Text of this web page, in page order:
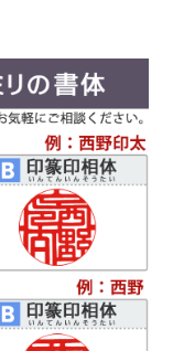
が、独自の作風で文
デザインが特徴で
があり上品な印象で
バランスを整え枠内